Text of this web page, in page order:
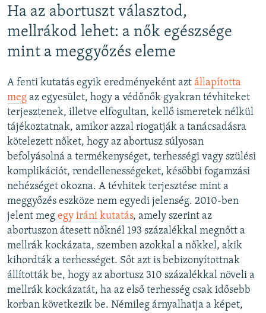
Ha az abortuszt választod,
mellrákod lehet: a nők egészsége
mint a meggyőzés eleme
A fenti kutatás egyik eredményeként azt állapította
meg az egyesület, hogy a védőnők gyakran tévhiteket
terjesztenek, illetve elfogultan, kellő ismeretek nélkül
tájékoztatnak, amikor azzal riogatják a tanácsadásra
kötelezett nőket, hogy az abortusz súlyosan
befolyásolná a termékenységet, terhességi vagy szülési
komplikációt, rendellenességeket, későbbi fogamzási
nehézséget okozna. A tévhitek terjesztése mint a
meggyőzés eszköze nem egyedi jelenség. 2010-ben
jelent meg egy iráni kutatás, amely szerint az
abortuszon átesett nőknél 193 százalékkal megnőtt a
mellrák kockázata, szemben azokkal a nőkkel, akik
kihordták a terhességet. Sőt azt is bebizonyítottnak
állították be, hogy az abortusz 310 százalékkal növeli a
mellrák kockázatát, ha az első terhesség csak idősebb
korban következik be. Némileg árnyalhatja a képet,